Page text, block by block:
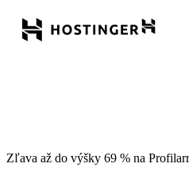
Zľava až do výšky 69 % na Profilarr